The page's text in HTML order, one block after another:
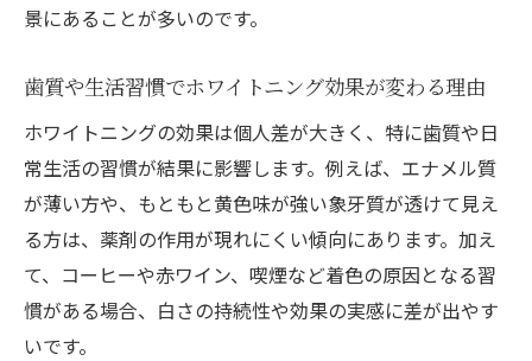
理由
実
口コミで語られる岡山のホワイトニング事
情
実際に効果が実感できたケースと失敗例
料金だけでなく効果も重視した選び方の重
要性
白さを引き出すための正しいケア方法
景にあることが多いのです。
歯質や生活習慣でホワイトニング効果が変わる理由
ホワイトニングの効果は個人差が大きく、特に歯質や日
常生活の習慣が結果に影響します。例えば、エナメル質
が薄い方や、もともと黄色味が強い象牙質が透けて見え
る方は、薬剤の作用が現れにくい傾向にあります。加え
て、コーヒーや赤ワイン、喫煙など着色の原因となる習
慣がある場合、白さの持続性や効果の実感に差が出やす
いです。